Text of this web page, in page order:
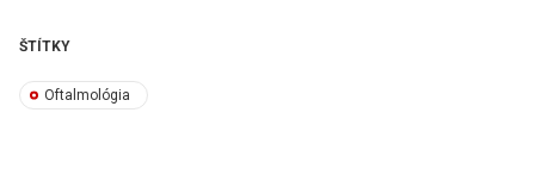
ŠTÍTKY
Oftalmológia